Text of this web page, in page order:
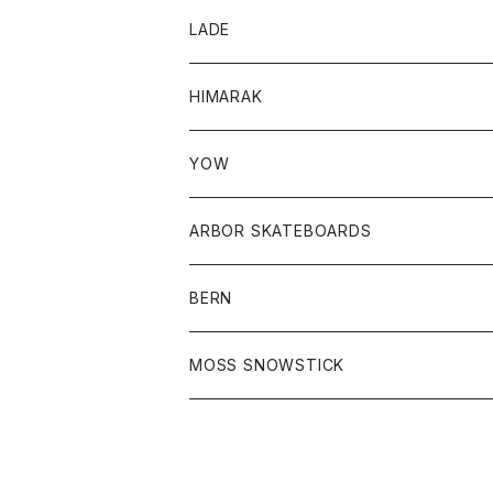
LADE
HIMARAK
YOW
ARBOR SKATEBOARDS
BERN
MOSS SNOWSTICK